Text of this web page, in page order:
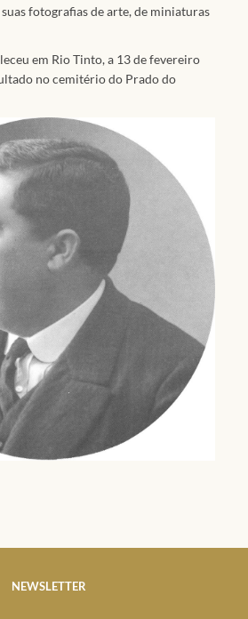
fotografias de arte, de miniaturas
em Rio Tinto, a 13 de fevereiro
no cemitério do Prado do
NEWSLETTER